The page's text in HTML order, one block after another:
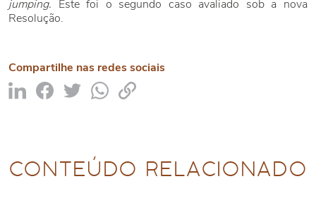
jumping. Este foi o segundo caso avaliado sob a nova
Resolução.
Compartilhe nas redes sociais
CONTEÚDO RELACIONADO